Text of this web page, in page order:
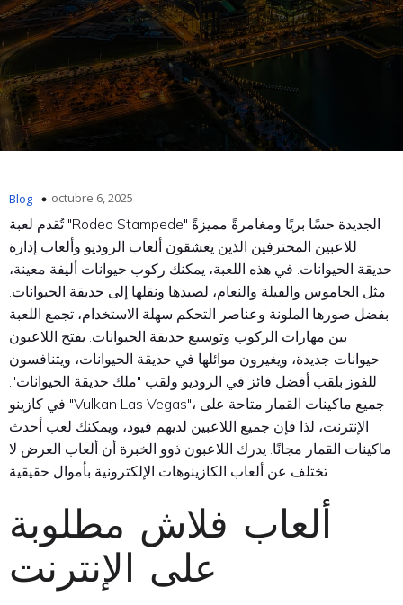
Blog octubre 6, 2025
تُقدم لعبة "Rodeo Stampede" الجديدة حسًا بريًا ومغامرةً مميزةً
للاعبين المحترفين الذين يعشقون ألعاب الروديو وألعاب إدارة
حديقة الحيوانات. في هذه اللعبة، يمكنك ركوب حيوانات أليفة معينة،
مثل الجاموس والفيلة والنعام، لصيدها ونقلها إلى حديقة الحيوانات.
بفضل صورها الملونة وعناصر التحكم سهلة الاستخدام، تجمع اللعبة
بين مهارات الركوب وتوسيع حديقة الحيوانات. يفتح اللاعبون
حيوانات جديدة، ويغيرون موائلها في حديقة الحيوانات، ويتنافسون
للفوز بلقب أفضل فائز في الروديو ولقب "ملك حديقة الحيوانات".
في كازينو "Vulkan Las Vegas"، جميع ماكينات القمار متاحة على
الإنترنت، لذا فإن جميع اللاعبين لديهم قيود، ويمكنك لعب أحدث
ماكينات القمار مجانًا. يدرك اللاعبون ذوو الخبرة أن ألعاب العرض لا
تختلف عن ألعاب الكازينوهات الإلكترونية بأموال حقيقية.
ألعاب فلاش مطلوبة
على الإنترنت